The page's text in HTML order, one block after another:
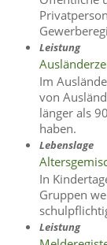
Leistung
Im
von
länger als
haben.
Lebenslage
In
Gruppen
Leistung